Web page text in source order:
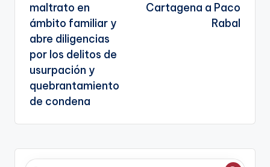
maltrato en
ámbito familiar y
abre diligencias
por los delitos de
usurpación y
quebrantamiento
de condena
Cartagena a Paco
Rabal